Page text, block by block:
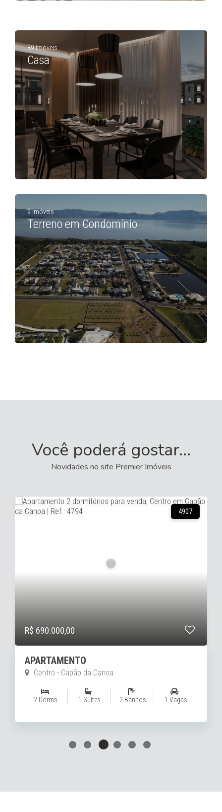
89 Imóveis
Casa
9 Imóveis
Terreno em Condomínio
Você poderá gostar...
Novidades no site Premier Imóveis
17380
R$ 2.800.000,00
APARTAMENTO
Zona Nova - Capão da Canoa
3 Dorms. 3 Suítes 4 Banhos 2 Vagas